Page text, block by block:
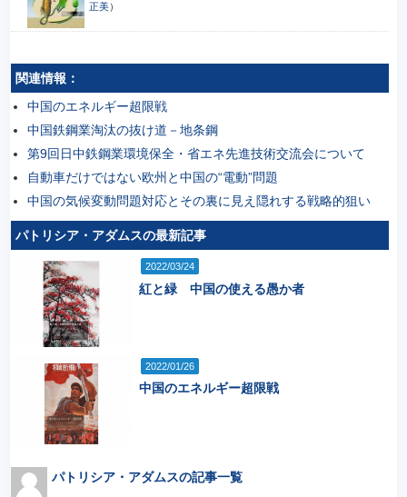
正美）
関連情報：
中国のエネルギー超限戦
中国鉄鋼業淘汰の抜け道－地条鋼
第9回日中鉄鋼業環境保全・省エネ先進技術交流会について
自動車だけではない欧州と中国の“電動”問題
中国の気候変動問題対応とその裏に見え隠れする戦略的狙い
パトリシア・アダムスの最新記事
2022/03/24
紅と緑 中国の使える愚か者
2022/01/26
中国のエネルギー超限戦
パトリシア・アダムスの記事一覧